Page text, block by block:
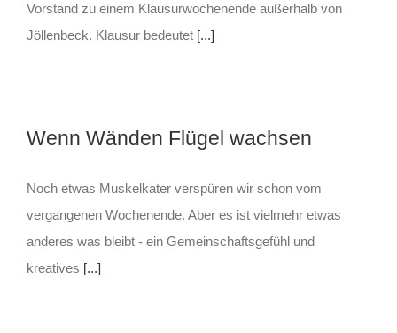
Vorstand zu einem Klausurwochenende außerhalb von
Jöllenbeck. Klausur bedeutet [...]
Wenn Wänden Flügel wachsen
Noch etwas Muskelkater verspüren wir schon vom
vergangenen Wochenende. Aber es ist vielmehr etwas
anderes was bleibt - ein Gemeinschaftsgefühl und
kreatives [...]